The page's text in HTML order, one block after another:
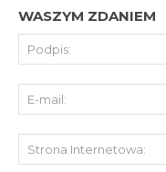
WASZYM ZDANIEM